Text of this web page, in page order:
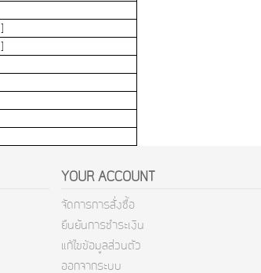
YOUR ACCOUNT
จัดการการสั่งซื้อ
ยืนยันการชำระเงิน
แก้ไขข้อมูลส่วนตัว
ออกจากระบบ